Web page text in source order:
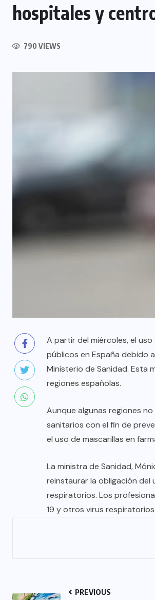
hospitales y
790 VIEWS
A partir del miércoles, el
públicos en España debido
Ministerio de Sanidad. Esta
regiones españolas.
Aunque algunas regiones
sanitarios con el fin de
el uso de mascarillas en
La ministra de Sanidad,
reinstaurar la obligación del
respiratorios. Los
19 y otros virus respiratorios.
PREVIOUS
NACIONAL
aumentan durante el